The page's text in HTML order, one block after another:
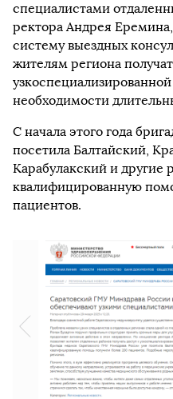
специалистами
ректора Андрея
систему выездных
жителям региона
необходимости
С начала этого года
посетила Балтайский,
Карабулакский и другие
квалифицированную
пациентов.